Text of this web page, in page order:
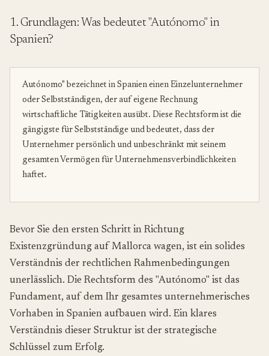
1. Grundlagen: Was bedeutet "Autónomo" in
Spanien?
Autónomo" bezeichnet in Spanien einen Einzelunternehmer
oder Selbstständigen, der auf eigene Rechnung
wirtschaftliche Tätigkeiten ausübt. Diese Rechtsform ist die
gängigste für Selbstständige und bedeutet, dass der
Unternehmer persönlich und unbeschränkt mit seinem
gesamten Vermögen für Unternehmensverbindlichkeiten
haftet.
Bevor Sie den ersten Schritt in Richtung
Existenzgründung auf Mallorca wagen, ist ein solides
Verständnis der rechtlichen Rahmenbedingungen
unerlässlich. Die Rechtsform des "Autónomo" ist das
Fundament, auf dem Ihr gesamtes unternehmerisches
Vorhaben in Spanien aufbauen wird. Ein klares
Verständnis dieser Struktur ist der strategische
Schlüssel zum Erfolg.